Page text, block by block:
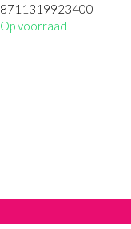
8711319923400
Op voorraad